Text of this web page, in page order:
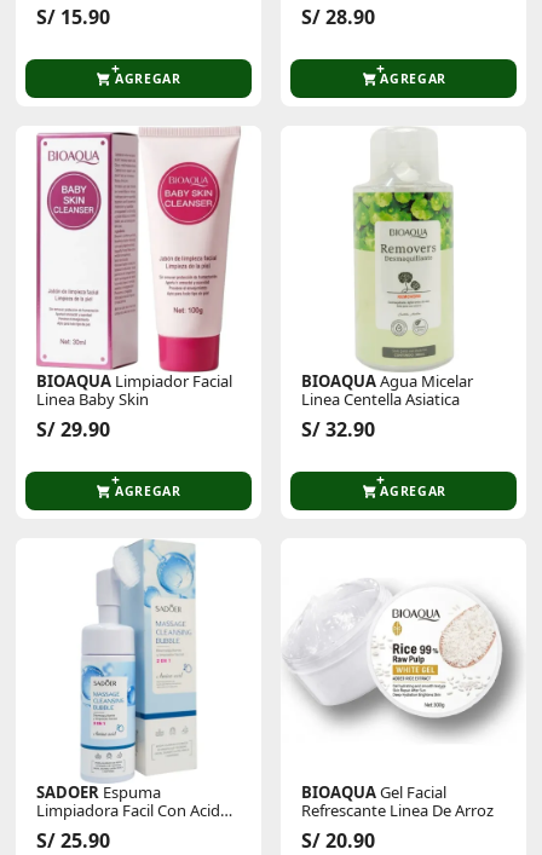
S/ 15.90
AGREGAR
S/ 28.90
AGREGAR
BIOAQUA Limpiador Facial
Linea Baby Skin
S/ 29.90
AGREGAR
BIOAQUAAgua Micelar
Linea Centella Asiatica
S/ 32.90
AGREGAR
SADOER Espuma
Limpiadora Facil Con Acido
Hialuronico De 120ml
S/ 25.90
BIOAQUAGel Facial
Refrescante Linea De Arroz
S/ 20.90